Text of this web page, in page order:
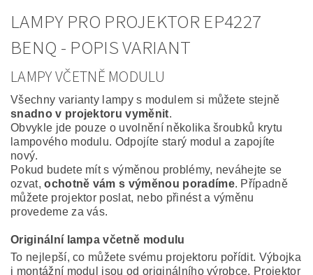
LAMPY PRO PROJEKTOR EP4227
BENQ - POPIS VARIANT
LAMPY VČETNĚ MODULU
Všechny varianty lampy s modulem si můžete stejně
snadno v projektoru vyměnit.
Obvykle jde pouze o uvolnění několika šroubků krytu
lampového modulu. Odpojíte starý modul a zapojíte
nový.
Pokud budete mít s výměnou problémy, neváhejte se
ozvat,ochotně vám s výměnou poradíme. Případně
můžete projektor poslat, nebo přinést a výměnu
provedeme za vás.
Originální lampa včetně modulu
To nejlepší, co můžete svému projektoru pořídit. Výbojka
i montážní modul jsou od originálního výrobce. Projektor